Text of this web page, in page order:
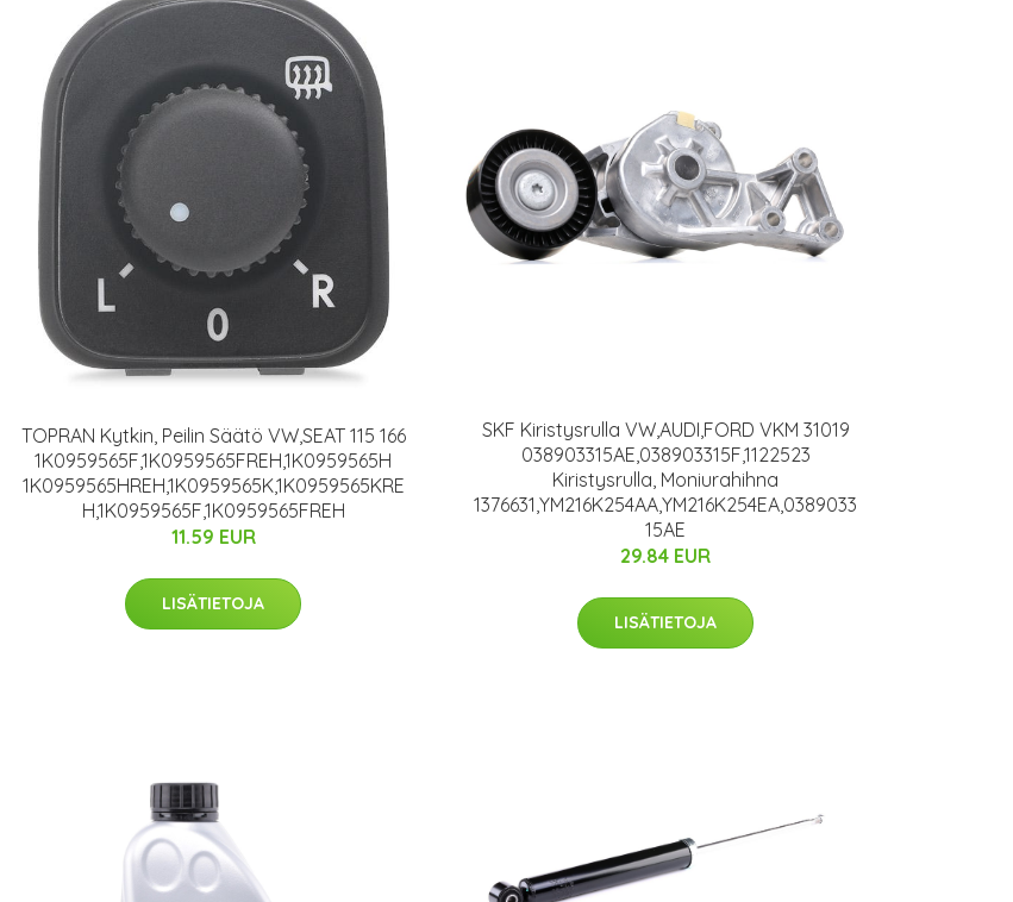
TOPRAN Kytkin, Peilin Säätö VW,SEAT 115 166
1K0959565F,1K0959565FREH,1K0959565H
1K0959565HREH,1K0959565K,1K0959565KRE
H,1K0959565F,1K0959565FREH
11.59 EUR
LISÄTIETOJA
SKF Kiristysrulla VW,AUDI,FORD VKM 31019
038903315AE,038903315F,1122523
Kiristysrulla, Moniurahihna
1376631,YM216K254AA,YM216K254EA,0389033
15AE
29.84 EUR
LISÄTIETOJA